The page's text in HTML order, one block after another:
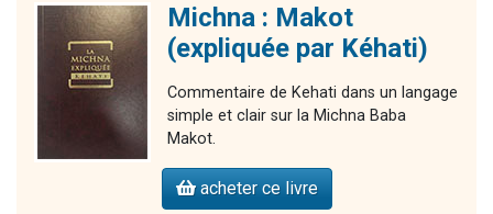
Michna : Makot
(expliquée par Kéhati)
Commentaire de Kehati dans un langage
simple et clair sur la Michna Baba
Makot.
acheter ce livre